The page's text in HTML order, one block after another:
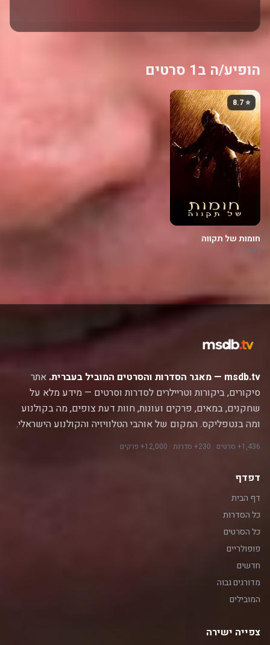
הופיע/ה ב1 סרטים
⭐ 8.7
חומות של תקווה
1994
msdb.tv — מאגר הסדרות והסרטים המוביל בעברית.
אתר
סיקורים, ביקורות וטריילרים לסדרות וסרטים — מידע מלא על
שחקנים, במאים, פרקים ועונות, חוות דעת צופים, מה בקולנוע
ומה בנטפליקס. המקום של אוהבי הטלוויזיה והקולנוע הישראלי.
1,436+ סרטים · 230+ סדרות · 12,000+ פרקים
דפדף
דף הבית
כל הסדרות
כל הסרטים
פופולריים
חדשים
מדורגים גבוה
המובילים
צפייה ישירה